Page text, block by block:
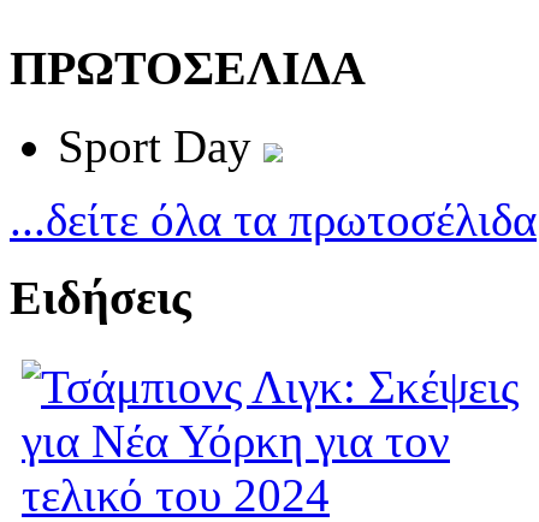
ΠΡΩΤΟΣΕΛΙΔΑ
Sport Day
...δείτε όλα τα πρωτοσέλιδα
Ειδήσεις